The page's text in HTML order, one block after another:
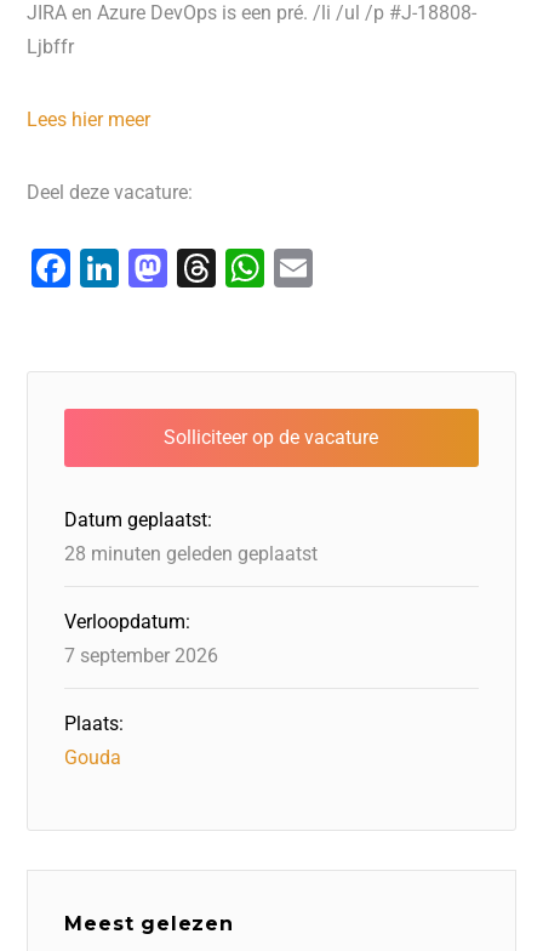
JIRA en Azure DevOps is een pré. /li /ul /p #J-18808-
Ljbffr
Lees hier meer
Deel deze vacature:
F
e
b
o
o
k
Li
e
dI
n
M
o
d
o
n
T
a
d
s
W
s
A
p
l
Datum geplaatst:
28 minuten geleden geplaatst
Verloopdatum:
7 september 2026
Plaats:
Gouda
Meest gelezen